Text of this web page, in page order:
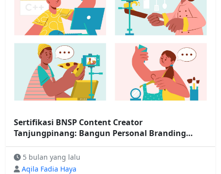
Sertifikasi BNSP Content Creator
Tanjungpinang: Bangun Personal Branding
yang Unik dan Profesional
5 bulan yang lalu
Aqila Fadia Haya